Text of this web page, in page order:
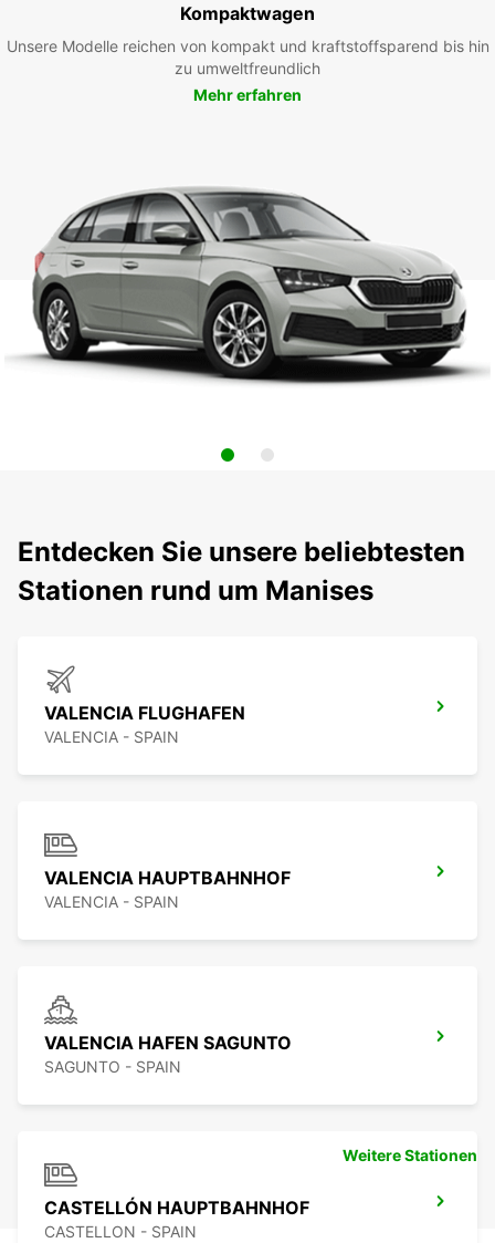
Kompaktwagen
Unsere Modelle reichen von kompakt und kraftstoffsparend bis hin
zu umweltfreundlich
Mehr erfahren
Entdecken Sie unsere beliebtesten
Stationen rund um Manises
VALENCIA FLUGHAFEN
VALENCIA - SPAIN
VALENCIA HAUPTBAHNHOF
VALENCIA - SPAIN
VALENCIA HAFEN SAGUNTO
SAGUNTO - SPAIN
CASTELLÓN HAUPTBAHNHOF
CASTELLON - SPAIN
Weitere Stationen